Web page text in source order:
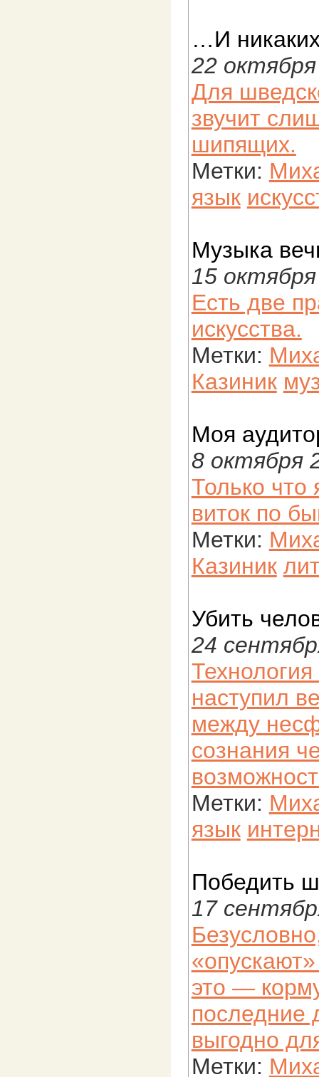
…И
22
Для
звучит
шипящих.
Метки:
язык
Музыка
15
Есть две
искусства.
Метки:
Казиник
Моя
8 октября
Только что
виток по
Метки:
Казиник
Убить
24
наступил
между
сознания
Метки:
язык
Победить
17
это —
последние
выгодно
Метки: